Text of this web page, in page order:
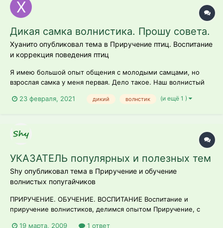
Дикая самка волнистика. Прошу совета.
Хуанито опубликовал тема в Приручение птиц. Воспитание
и коррекция поведения птиц
Я имею большой опыт общения с молодыми самцами, но
взрослая самка у меня первая. Дело такое. Наш волнистый
топчет. Все советовали купить самочку. И вот я её купил. Со
23 февраля, 2021 дикий волнстик (и ещё 1 )
УКАЗАТЕЛЬ популярных и полезных тем
Shy опубликовал тема в Приручение и обучение
волнистых попугайчиков
ПРИРУЧЕНИЕ. ОБУЧЕНИЕ. ВОСПИТАНИЕ Воспитание и
приручение волнистиков, делимся опытом Приручение, с
19 марта, 2009 1 ответ